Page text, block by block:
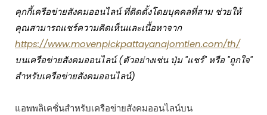
คุกกี้เครือข่ายสังคมออนไลน์ ที่ติดตั้งโดยบุคคลที่สาม ช่วยให้
คุณสามารถแชร์ความคิดเห็นและเนื้อหาจาก
https://www.movenpickpattayanajomtien.com/th/
บนเครือข่ายสังคมออนไลน์ (ตัวอย่างเช่น ปุ่ม "แชร์" หรือ "ถูกใจ"
สำหรับเครือข่ายสังคมออนไลน์)
แอพพลิเคชั่นสำหรับเครือข่ายสังคมออนไลน์บน